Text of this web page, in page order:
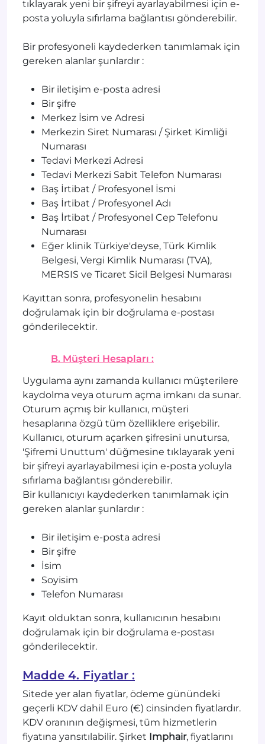
tıklayarak yeni bir şifreyi ayarlayabilmesi için e-
posta yoluyla sıfırlama bağlantısı gönderebilir.
Bir profesyoneli kaydederken tanımlamak için
gereken alanlar şunlardır :
Bir iletişim e-posta adresi
Bir şifre
Merkez İsim ve Adresi
Merkezin Siret Numarası / Şirket Kimliği
Numarası
Tedavi Merkezi Adresi
Tedavi Merkezi Sabit Telefon Numarası
Baş İrtibat / Profesyonel İsmi
Baş İrtibat / Profesyonel Adı
Baş İrtibat / Profesyonel Cep Telefonu
Numarası
Eğer klinik Türkiye'deyse, Türk Kimlik
Belgesi, Vergi Kimlik Numarası (TVA),
MERSIS ve Ticaret Sicil Belgesi Numarası
Kayıttan sonra, profesyonelin hesabını
doğrulamak için bir doğrulama e-postası
gönderilecektir.
B. Müşteri Hesapları :
Uygulama aynı zamanda kullanıcı müşterilere
kaydolma veya oturum açma imkanı da sunar.
Oturum açmış bir kullanıcı, müşteri
hesaplarına özgü tüm özelliklere erişebilir.
Kullanıcı, oturum açarken şifresini unutursa,
'Şifremi Unuttum' düğmesine tıklayarak yeni
bir şifreyi ayarlayabilmesi için e-posta yoluyla
sıfırlama bağlantısı gönderebilir.
Bir kullanıcıyı kaydederken tanımlamak için
gereken alanlar şunlardır :
Bir iletişim e-posta adresi
Bir şifre
İsim
Soyisim
Telefon Numarası
Kayıt olduktan sonra, kullanıcının hesabını
doğrulamak için bir doğrulama e-postası
gönderilecektir.
Madde 4. Fiyatlar :
Sitede yer alan fiyatlar, ödeme günündeki
geçerli KDV dahil Euro (€) cinsinden fiyatlardır.
KDV oranının değişmesi, tüm hizmetlerin
fiyatına yansıtılabilir. Şirket Imphair, fiyatlarını